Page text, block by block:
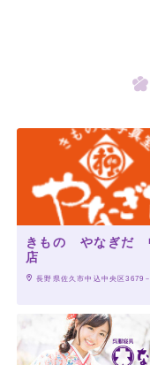
きもの やなぎだ
店
長野県佐久市中込中央区3679